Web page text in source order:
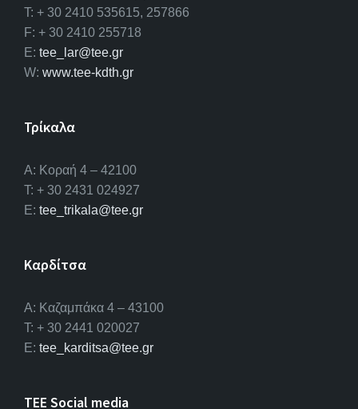
T: + 30 2410 535615, 257866
F: + 30 2410 255718
E: tee_lar@tee.gr
W: www.tee-kdth.gr
Τρίκαλα
Α: Κοραή 4 – 42100
T: + 30 2431 024927
E: tee_trikala@tee.gr
Καρδίτσα
Α: Καζαμπάκα 4 – 43100
T: + 30 2441 020027
E: tee_karditsa@tee.gr
TEE Social media